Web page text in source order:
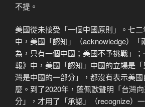
不提。
美國從未接受「一個中國原則」。七二
中，美國「認知」（acknowledge）「
為，只有一個中國；美國不予挑戰」
報》中，美國「認知」中國的立場是
灣是中國的一部分」，都沒有表示美
麼。到了2020年，蓬佩歐聲明「台灣
分」，才用了「承認」（recognize）